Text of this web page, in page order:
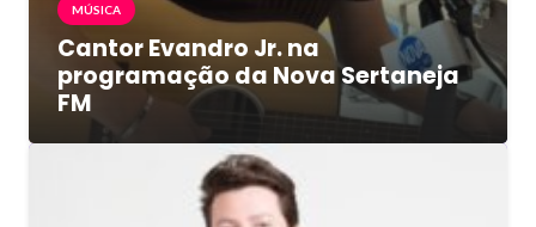
MÚSICA
Cantor Evandro Jr. na
programação da Nova Sertaneja
FM